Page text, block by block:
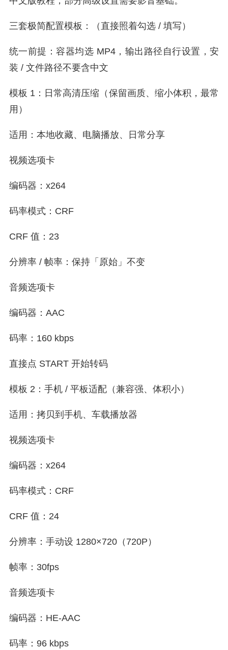
三套极简配置模板：（直接照着勾选 / 填写）
统一前提：容器均选 MP4，输出路径自行设置，安
装 / 文件路径不要含中文
模板 1：日常高清压缩（保留画质、缩小体积，最常
用）
适用：本地收藏、电脑播放、日常分享
视频选项卡
编码器：x264
码率模式：CRF
CRF 值：23
分辨率 / 帧率：保持「原始」不变
音频选项卡
编码器：AAC
码率：160 kbps
直接点 START 开始转码
模板 2：手机 / 平板适配（兼容强、体积小）
适用：拷贝到手机、车载播放器
视频选项卡
编码器：x264
码率模式：CRF
CRF 值：24
分辨率：手动设 1280×720（720P）
帧率：30fps
音频选项卡
编码器：HE-AAC
码率：96 kbps